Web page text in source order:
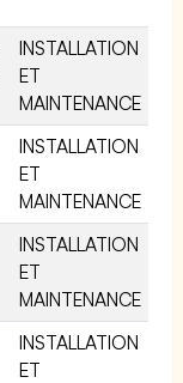
INSTALLATION
ET
MAINTENANCE
INSTALLATION
ET
MAINTENANCE
INSTALLATION
ET
MAINTENANCE
INSTALLATION
ET